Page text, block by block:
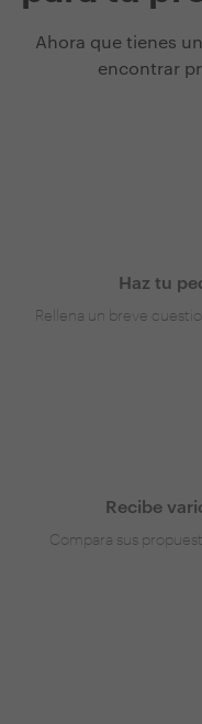
Ahora que tienes
encontrar
Haz tu
Rellena un breve
Recibe
Compara sus